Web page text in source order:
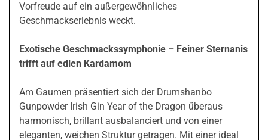
Vorfreude auf ein außergewöhnliches
Geschmackserlebnis weckt.
Exotische Geschmackssymphonie – Feiner Sternanis
trifft auf edlen Kardamom
Am Gaumen präsentiert sich der Drumshanbo
Gunpowder Irish Gin Year of the Dragon überaus
harmonisch, brillant ausbalanciert und von einer
eleganten, weichen Struktur getragen. Mit einer ideal